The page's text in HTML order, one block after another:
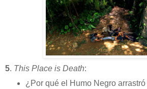
5. This Place is Death:
¿Por qué el Humo Negro arrastró